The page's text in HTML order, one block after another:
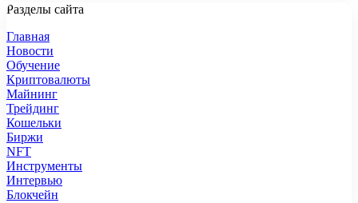
Разделы сайта
Главная
Новости
Обучение
Криптовалюты
Майнинг
Трейдинг
Кошельки
Биржи
NFT
Инструменты
Интервью
Блокчейн